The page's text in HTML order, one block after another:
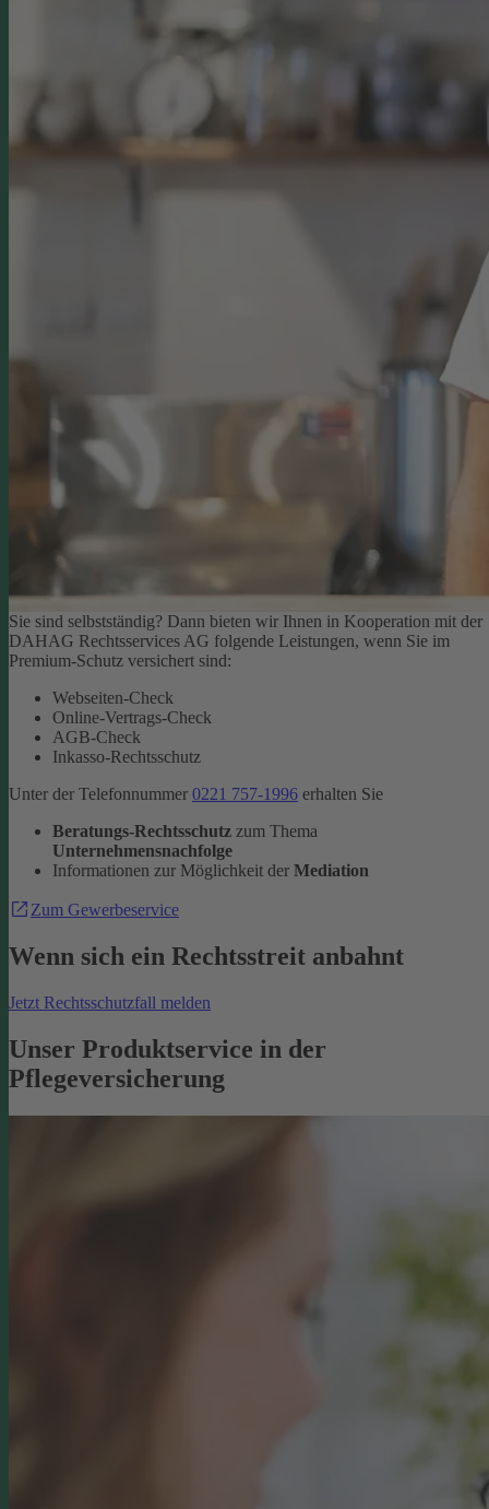
Sie sind selbstständig? Dann bieten wir Ihnen in Kooperation mit der
DAHAG Rechtsservices AG folgende Leistungen, wenn Sie im
Premium-Schutz versichert sind:
Webseiten-Check
Online-Vertrags-Check
AGB-Check
Inkasso-Rechtsschutz
Unter der Telefonnummer 0221 757-1996 erhalten Sie
Beratungs-Rechtsschutz zum Thema
Unternehmensnachfolge
Informationen zur Möglichkeit der Mediation
Zum Gewerbeservice
Wenn sich ein Rechtsstreit anbahnt
Jetzt Rechtsschutzfall melden
Unser Produktservice in der
Pflegeversicherung